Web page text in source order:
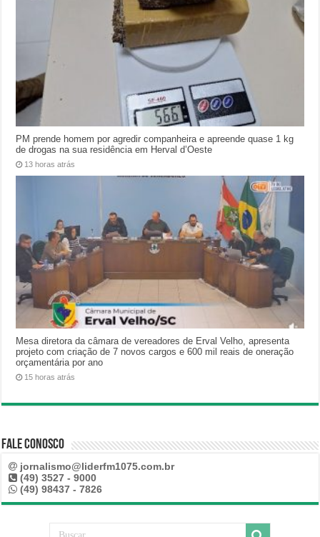
PM prende homem por agredir companheira e apreende quase 1 kg
de drogas na sua residência em Herval d’Oeste
13 horas atrás
Mesa diretora da câmara de vereadores de Erval Velho, apresenta
projeto com criação de 7 novos cargos e 600 mil reais de oneração
orçamentária por ano
15 horas atrás
Fale Conosco
jornalismo@liderfm1075.com.br
(49) 3527 - 9000
(49) 98437 - 7826